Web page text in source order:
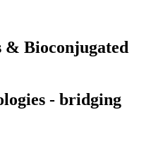
& Bioconjugated
- bridging